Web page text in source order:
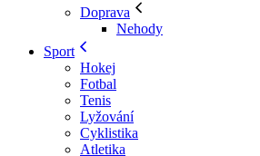
Doprava
Nehody
Sport
Hokej
Fotbal
Tenis
Lyžování
Cyklistika
Atletika